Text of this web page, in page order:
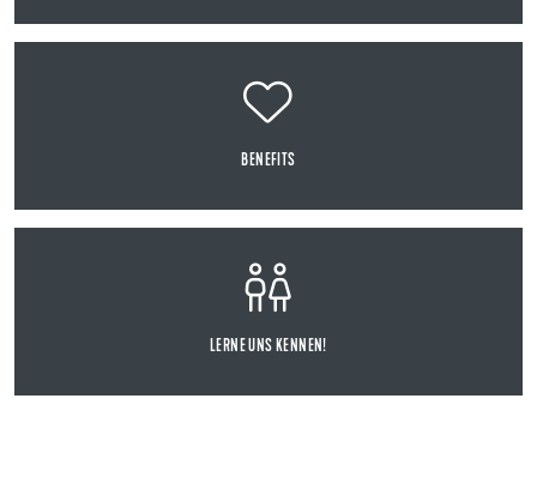
BENEFITS
LERNE UNS KENNEN!